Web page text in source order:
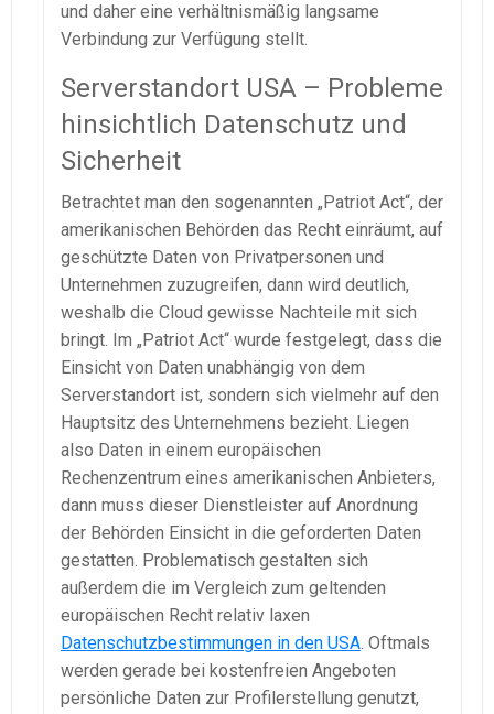
und daher eine verhältnismäßig langsame
Verbindung zur Verfügung stellt.
Serverstandort USA – Probleme
hinsichtlich Datenschutz und
Sicherheit
Betrachtet man den sogenannten „Patriot Act“, der
amerikanischen Behörden das Recht einräumt, auf
geschützte Daten von Privatpersonen und
Unternehmen zuzugreifen, dann wird deutlich,
weshalb die Cloud gewisse Nachteile mit sich
bringt. Im „Patriot Act“ wurde festgelegt, dass die
Einsicht von Daten unabhängig von dem
Serverstandort ist, sondern sich vielmehr auf den
Hauptsitz des Unternehmens bezieht. Liegen
also Daten in einem europäischen
Rechenzentrum eines amerikanischen Anbieters,
dann muss dieser Dienstleister auf Anordnung
der Behörden Einsicht in die geforderten Daten
gestatten. Problematisch gestalten sich
außerdem die im Vergleich zum geltenden
europäischen Recht relativ laxen
Datenschutzbestimmungen in den USA. Oftmals
werden gerade bei kostenfreien Angeboten
persönliche Daten zur Profilerstellung genutzt,